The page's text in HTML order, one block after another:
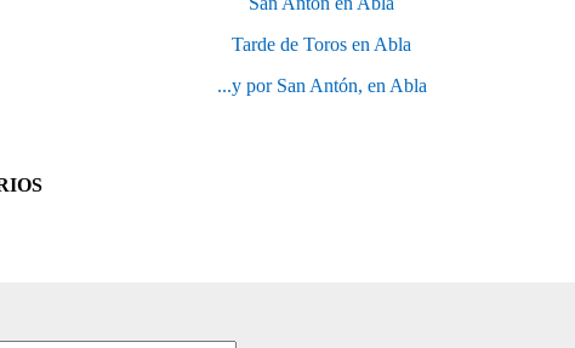
Tarde de Toros en Abla
...y por San Antón, en Abla